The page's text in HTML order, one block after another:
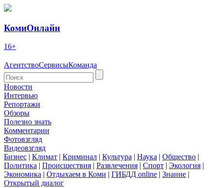
КомиОнлайн
16+
АгентствоСервисыКоманда
Новости
Интервью
Репортажи
Обзоры
Полезно знать
Комментарии
Фотовзгляд
Видеовзгляд
Бизнес | Климат | Криминал | Культура | Наука | Общество |
Политика | Происшествия | Развлечения | Спорт | Экология |
Экономика | Отдыхаем в Коми | ГИБДД online | Знание |
Открытый диалог